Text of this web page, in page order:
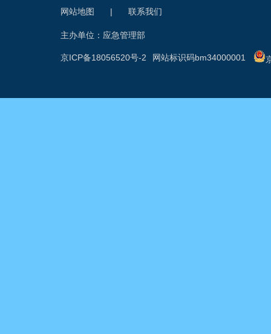
网站地图 | 联系我们
主办单位：应急管理部
网站标识码bm34000001
京ICP备18056520号-2